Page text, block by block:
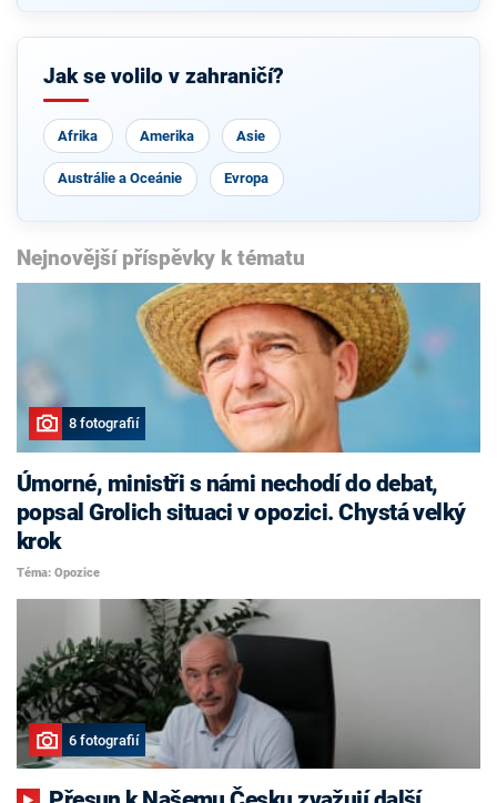
Jak se volilo v zahraničí?
Afrika Amerika Asie
Austrálie a Oceánie Evropa
Nejnovější příspěvky k tématu
8 fotografií
Úmorné, ministři s námi nechodí do debat,
popsal Grolich situaci v opozici. Chystá velký
krok
Téma: Opozice
6 fotografií